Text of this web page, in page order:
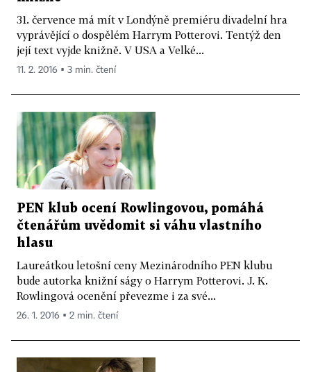
31. července má mít v Londýně premiéru divadelní hra
vyprávějící o dospělém Harrym Potterovi. Tentýž den
její text vyjde knižně. V USA a Velké...
11. 2. 2016 ▪ 3 min. čtení
PEN klub ocení Rowlingovou, pomáhá
čtenářům uvědomit si váhu vlastního
hlasu
Laureátkou letošní ceny Mezinárodního PEN klubu
bude autorka knižní ságy o Harrym Potterovi. J. K.
Rowlingová ocenění převezme i za své...
26. 1. 2016 ▪ 2 min. čtení